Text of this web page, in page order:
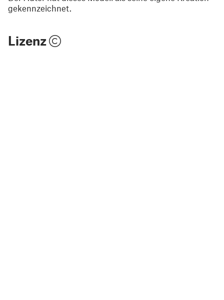
gekennzeichnet.
Lizenz